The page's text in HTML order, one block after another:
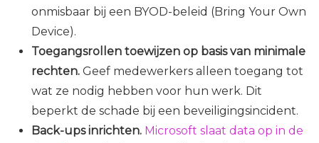
onmisbaar bij een BYOD-beleid (Bring Your Own
Device).
Toegangsrollen toewijzen op basis van minimale
rechten. Geef medewerkers alleen toegang tot
wat ze nodig hebben voor hun werk. Dit
beperkt de schade bij een beveiligingsincident.
Back-ups inrichten. Microsoft slaat data op in de